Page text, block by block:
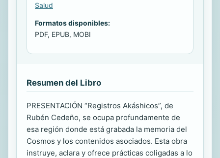
Salud
Formatos disponibles:
PDF, EPUB, MOBI
Resumen del Libro
PRESENTACIÓN “Registros Akáshicos”, de
Rubén Cedeño, se ocupa profundamente de
esa región donde está grabada la memoria del
Cosmos y los contenidos asociados. Esta obra
instruye, aclara y ofrece prácticas coligadas a lo